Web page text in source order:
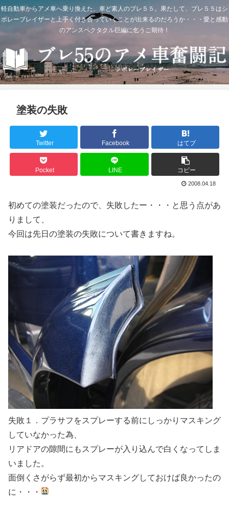
軽自動車からアメ車へ乗り換えた、車ど素人のブレ５５。果たして、ブレ５５はシ
ボレーブレイザーと上手く付き合っていくことが出来るのだろうか・・・愛と感動
のアンスペクタクル巨編に乞うご期待！
塗装の失敗
Twitter Facebook はてブ
Pocket LINE コピー
2008.04.18
初めての塗装だったので、失敗したー・・・と思う点があ
りまして、
今回は先日の塗装の失敗について書きますね。
失敗１．プラサフをスプレーする前にしっかりマスキング
していなかった為、
リアドアの隙間にもスプレーが入り込んで白くなってしま
いました。
面倒くさがらず最初からマスキングしておけば良かったの
に・・・